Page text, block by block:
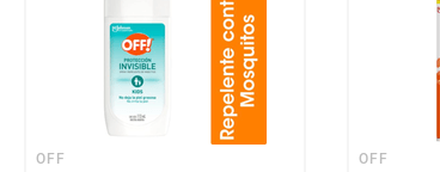
OFF OFF